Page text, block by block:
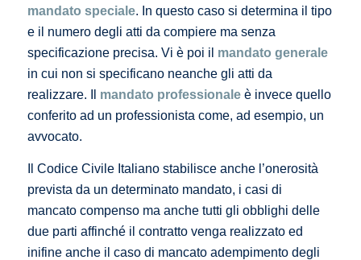
mandato speciale. In questo caso si determina il tipo
e il numero degli atti da compiere ma senza
specificazione precisa. Vi è poi il mandato generale
in cui non si specificano neanche gli atti da
realizzare. Il mandato professionaleè invece quello
conferito ad un professionista come, ad esempio, un
avvocato.
Il Codice Civile Italiano stabilisce anche l’onerosità
prevista da un determinato mandato, i casi di
mancato compenso ma anche tutti gli obblighi delle
due parti affinché il contratto venga realizzato ed
inifine anche il caso di mancato adempimento degli